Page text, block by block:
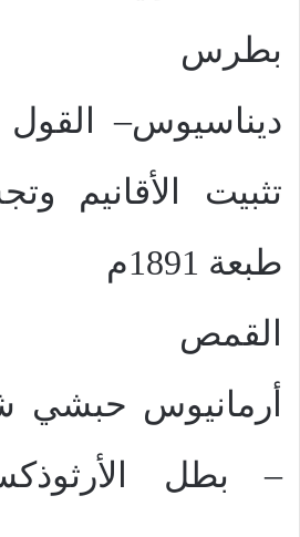
بطرس
ديناسيوس–
تثبيت الأقانيم
طبعة 1891م
القمص
أرمانيوس حبشي
– بطل